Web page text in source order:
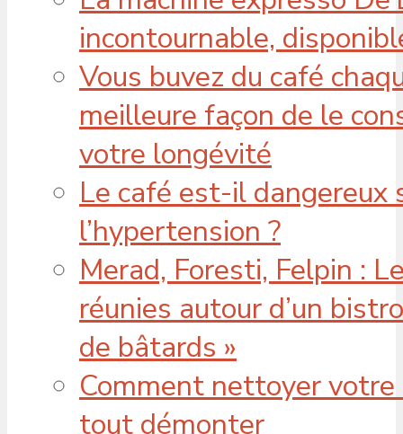
incontournable,
Vous buvez du café
meilleure façon de le
votre longévité
Le café est-il dangereux
l’hypertension ?
Merad, Foresti, Felpin :
réunies autour d’un
de bâtards »
Comment nettoyer votre
tout démonter